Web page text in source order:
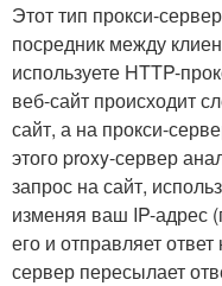
Этот тип прокси-
посредник между
используете HTTP-
веб-сайт происходит
сайт, а на прокси-
этого proxy-сервер
запрос на сайт,
изменяя ваш IP-адрес
его и отправляет
сервер пересылает